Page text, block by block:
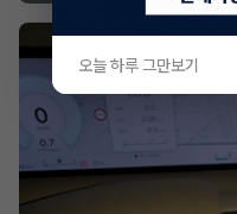
오늘 하루 그만보기